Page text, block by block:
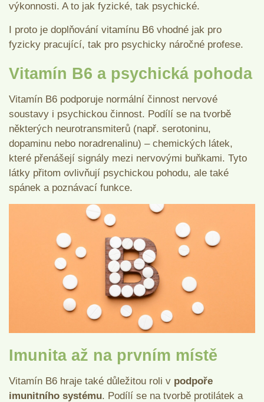
výkonnosti. A to jak fyzické, tak psychické.
I proto je doplňování vitamínu B6 vhodné jak pro
fyzicky pracující, tak pro psychicky náročné profese.
Vitamín B6 a psychická pohoda
Vitamín B6 podporuje normální činnost nervové
soustavy i psychickou činnost. Podílí se na tvorbě
některých neurotransmiterů (např. serotoninu,
dopaminu nebo noradrenalinu) – chemických látek,
které přenášejí signály mezi nervovými buňkami. Tyto
látky přitom ovlivňují psychickou pohodu, ale také
spánek a poznávací funkce.
Imunita až na prvním místě
Vitamín B6 hraje také důležitou roli v podpoře
imunitního systému. Podílí se na tvorbě protilátek a